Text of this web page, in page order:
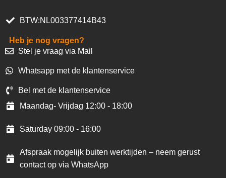
BTW:NL003377414B43
Heb je nog vragen?
Stel je vraag via Mail
Whatsapp met de klantenservice
Bel met de klantenservice
Maandag- Vrijdag 12:00 - 18:00
Saturday 09:00 - 16:00
Afspraak mogelijk buiten werktijden – neem gerust
contact op via WhatsApp